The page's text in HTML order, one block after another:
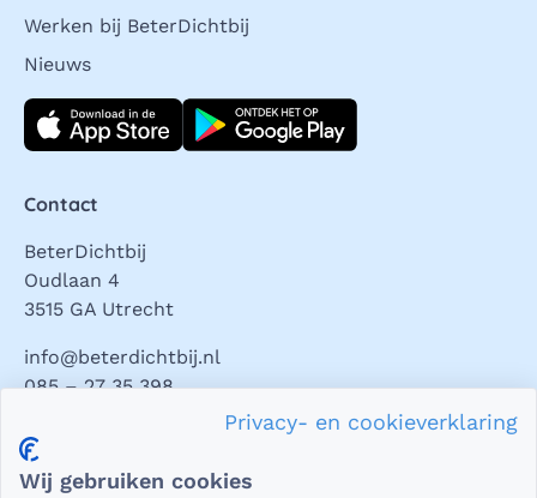
Werken bij BeterDichtbij
Nieuws
Download direct
Contact
BeterDichtbij
Oudlaan 4
3515 GA Utrecht
info@beterdichtbij.nl
085 – 27 35 398
Privacy en veiligheid
Privacy- en cookieverklaring
Wij gebruiken cookies